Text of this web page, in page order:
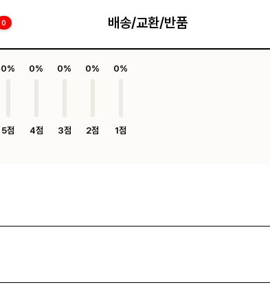
0 배송/교환/반품
0%
5점
0%
4점
0%
3점
0%
2점
0%
1점